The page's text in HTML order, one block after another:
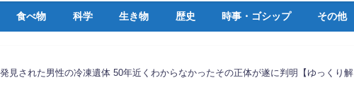
食べ物 科学 生き物 歴史 時事・ゴシップ その他
見された男性の冷凍遺体 50年近くわからなかったその正体が遂に判明【ゆっくり解